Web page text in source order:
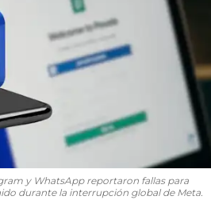
y WhatsApp reportaron fallas para
durante la interrupción global de Meta.